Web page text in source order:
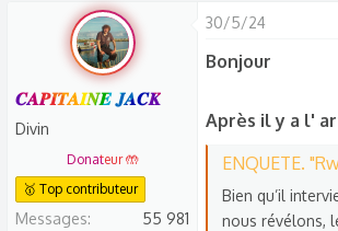
e
b
𝑪𝑨𝑷𝑰𝑻𝑨𝑰𝑵𝑬 𝑱𝑨𝑪𝑲
Divin
Donateur 🤲
🥇 Top contributeur
Messages
55 981
30/5/24
Bonjour
Après il y a l'
ENQUETE.
Bien qu’il
nous révélons,